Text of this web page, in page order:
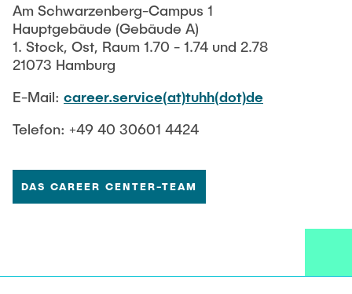
Am Schwarzenberg-Campus 1
Hauptgebäude (Gebäude A)
1. Stock, Ost, Raum 1.70 - 1.74 und 2.78
21073 Hamburg
E-Mail: career.service(at)tuhh(dot)de
Telefon: +49 40 30601 4424
DAS CAREER CENTER-TEAM